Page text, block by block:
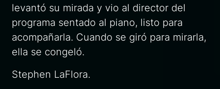
levantó su mirada y vio al director del
programa sentado al piano, listo para
acompañarla. Cuando se giró para mirarla,
ella se congeló.
Stephen LaFlora.